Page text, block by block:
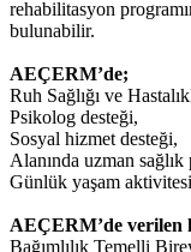
rehabilitasyon
bulunabilir.
AEÇERM’de;
Ruh Sağlığı ve
Psikolog desteği,
Sosyal hizmet desteği,
Alanında uzman
Günlük yaşam
AEÇERM’de verilen
Bağımlılık Temelli